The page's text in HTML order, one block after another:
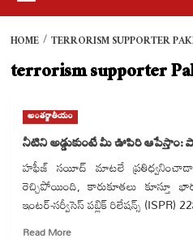
HOME TERRORISM SUPPORTER
terrorism supporter
అంతర్జాతీయం
నీటిని అడ్డుకుంటే మీ ఊపిరి ఆపేస్తాం:
హఫీజ్ సయీద్ మాటలే
రెచ్చిపోయింది, కారుకూతలు కూస్తూ
ఇంటర్-సర్వీసెస్ పబ్లిక్ రిలేషన్స్ (ISPR)
Read MoreRead